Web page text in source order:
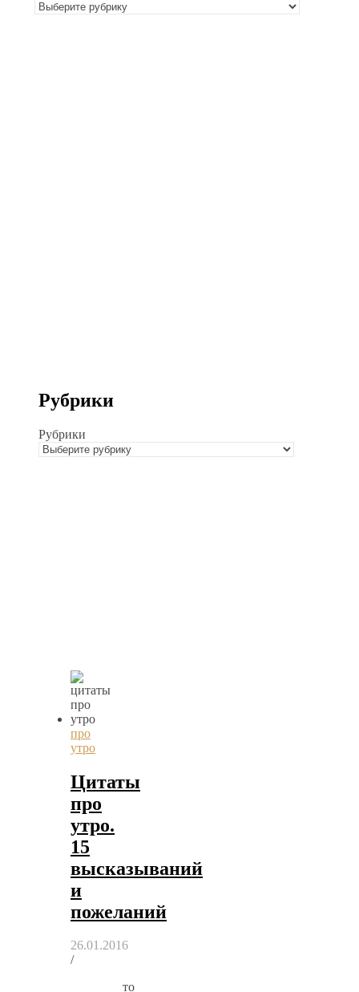
Рубрики
Рубрики
про
утро
Цитаты
про
утро.
15
высказываний
и
пожеланий
26.01.2016
/
то